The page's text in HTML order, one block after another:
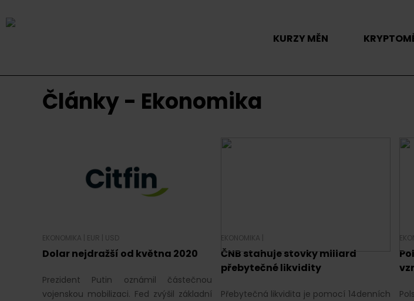
KURZY MĚN
Články - Ekonomika
EKONOMIKA EUR USD
Dolar nejdražší od května 2020
Prezident Putin oznámil částečnou
vojenskou mobilizaci. Fed zvýšil základní
EKONOMIKA
ČNB stahuje stovky miliard
přebytečné likvidity
Přebytečná likvidita je pomocí 14denních